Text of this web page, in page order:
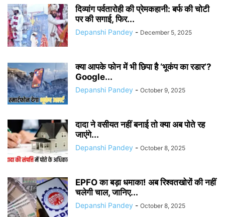
दिव्यांग पर्वतारोही की प्रेमकहानी: बर्फ की चोटी
पर की सगाई, फिर...
Depanshi Pandey - December 5, 2025
क्या आपके फोन में भी छिपा है ‘भूकंप का रडार’?
Google...
Depanshi Pandey - October 9, 2025
दादा ने वसीयत नहीं बनाई तो क्या अब पोते रह
जाएंगे...
Depanshi Pandey - October 8, 2025
EPFO का बड़ा धमाका! अब रिश्वतखोरों की नहीं
चलेगी चाल, जानिए...
Depanshi Pandey - October 8, 2025